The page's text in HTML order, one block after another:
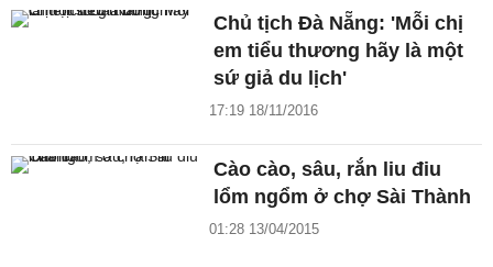
Chủ tịch Đà Nẵng: 'Mỗi chị
em tiểu thương hãy là một
sứ giả du lịch'
17:19 18/11/2016
Cào cào, sâu, rắn liu điu
lổm ngổm ở chợ Sài Thành
01:28 13/04/2015